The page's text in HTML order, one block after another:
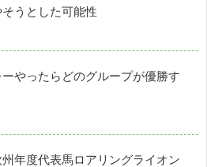
うとした可能性
やったらどのグループが優勝す
年度代表馬ロアリングライオン